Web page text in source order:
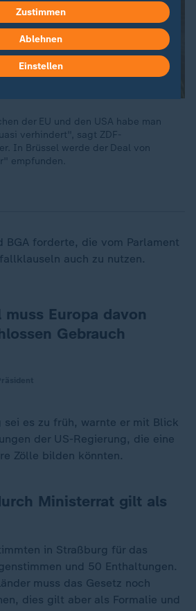
der EU und den USA habe man
verhindert", sagt ZDF-
In Brüssel werde der Deal von
empfunden.
BGA forderte, die vom Parlament
auch zu nutzen.
Europa davon
Gebrauch
sei es zu früh, warnte er mit Blick
der US-Regierung, die eine
Zölle bilden könnten.
Ministerrat gilt als
in Straßburg für das
und 50 Enthaltungen.
muss das Gesetz noch
dies gilt aber als Formalie und
Zustimmen
Ablehnen
Einstellen